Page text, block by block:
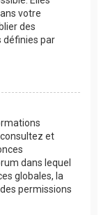
votre
des
définies par
et
dans lequel
globales, la
permissions